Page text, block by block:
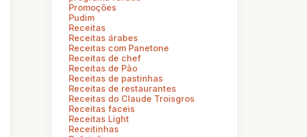
Promoções
Pudim
Receitas
Receitas árabes
Receitas com Panetone
Receitas de chef
Receitas de Pão
Receitas de pastinhas
Receitas de restaurantes
Receitas do Claude Troisgros
Receitas faceis
Receitas Light
Receitinhas